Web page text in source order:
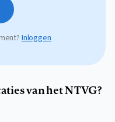
Inloggen
van het NTVG?